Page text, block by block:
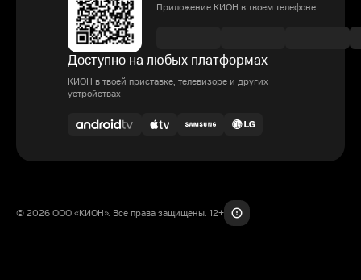
Приложение КИОН в твоем телефоне
Доступно на любых платформах
КИОН в твоей приставке, телевизоре и других
устройствах
© 2026 ООО «КИОН». Все права защищены. 12+